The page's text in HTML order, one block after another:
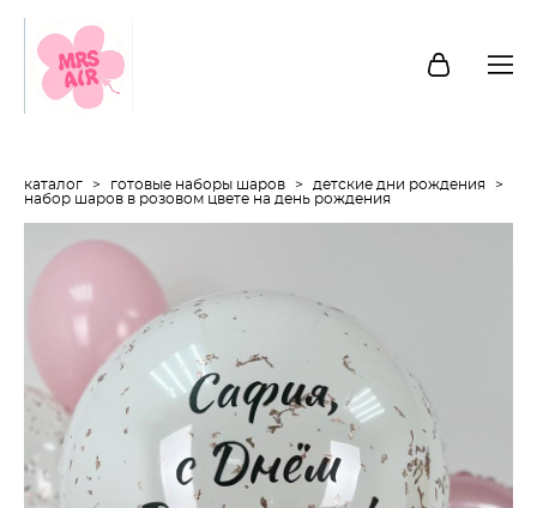
каталог > готовые наборы шаров > детские дни рождения
>
набор шаров в розовом цвете на день рождения